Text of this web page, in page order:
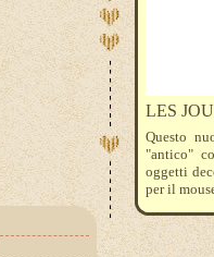
LES
Questo
"antico"
oggetti
per il